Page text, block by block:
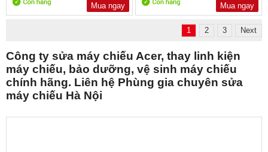
Mua ngay Mua ngay
1 2 3 Next
Công ty sửa máy chiếu Acer, thay linh kiện
máy chiếu, bảo dưỡng, vệ sinh máy chiếu
chính hãng. Liên hệ Phùng gia chuyên sửa
máy chiếu Hà Nội